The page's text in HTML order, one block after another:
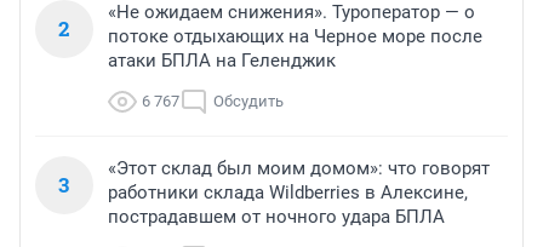
2
«Не ожидаем снижения». Туроператор — о
потоке отдыхающих на Черное море после
атаки БПЛА на Геленджик
6 767 Обсудить
3
«Этот склад был моим домом»: что говорят
работники склада Wildberries в Алексине,
пострадавшем от ночного удара БПЛА